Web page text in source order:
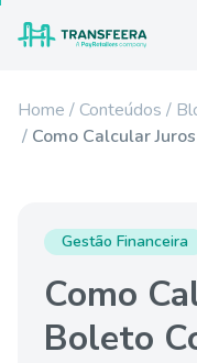
Home Conteúdos
Como Calcular
Gestão Financeira
Como
Boleto